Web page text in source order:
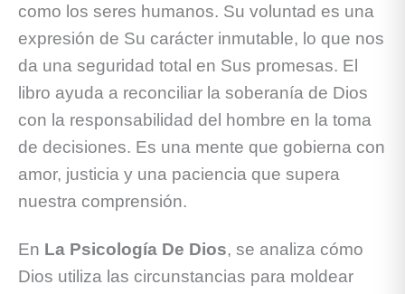
como los seres humanos. Su voluntad es una
expresión de Su carácter inmutable, lo que nos
da una seguridad total en Sus promesas. El
libro ayuda a reconciliar la soberanía de Dios
con la responsabilidad del hombre en la toma
de decisiones. Es una mente que gobierna con
amor, justicia y una paciencia que supera
nuestra comprensión.
En La Psicología De Dios, se analiza cómo
Dios utiliza las circunstancias para moldear